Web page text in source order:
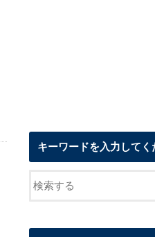
キーワードを入力してく